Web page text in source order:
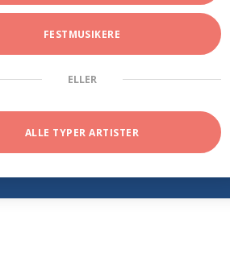
FESTMUSIKERE
ELLER
ALLE TYPER ARTISTER